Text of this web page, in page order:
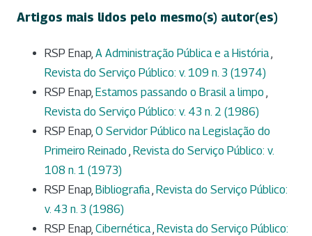
Artigos mais lidos pelo mesmo(s) autor(es)
RSP Enap, A Administração Pública e a História,
Revista do Serviço Público: v. 109 n. 3 (1974)
RSP Enap, Estamos passando o Brasil a limpo ,
Revista do Serviço Público: v. 43 n. 2 (1986)
RSP Enap, O Servidor Público na Legislação do
Primeiro Reinado , Revista do Serviço Público: v.
108 n. 1 (1973)
RSP Enap, Bibliografia, Revista do Serviço Público:
v. 43 n. 3 (1986)
RSP Enap, Cibernética, Revista do Serviço Público: